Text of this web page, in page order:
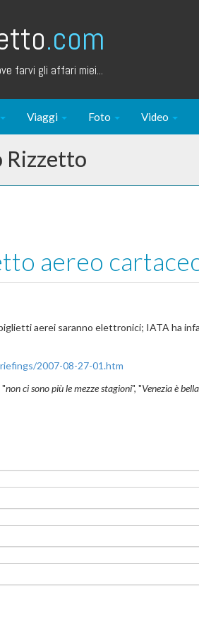
.com
farvi gli affari miei...
Viaggi Foto Video
Rizzetto
aereo
aerei saranno elettronici; IATA ha
2007-08-27-01.htm
non ci sono più le mezze stagioni", "Venezia è